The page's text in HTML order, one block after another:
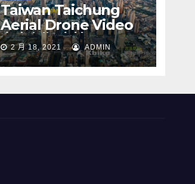
Taiwan Taichung
Aerial Drone Video
台中七期 空拍
2 月 18, 2021 ADMIN